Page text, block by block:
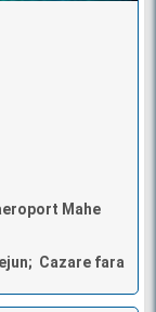
Mahe
Cazare fara